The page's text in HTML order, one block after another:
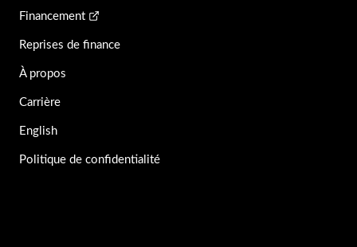
Financement
Reprises de finance
À propos
Carrière
English
Politique de confidentialité